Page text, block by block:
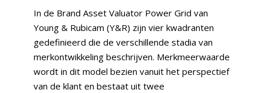
In de Brand Asset Valuator Power Grid van
Young & Rubicam (Y&R) zijn vier kwadranten
gedefinieerd die de verschillende stadia van
merkontwikkeling beschrijven. Merkmeerwaarde
wordt in dit model bezien vanuit het perspectief
van de klant en bestaat uit twee